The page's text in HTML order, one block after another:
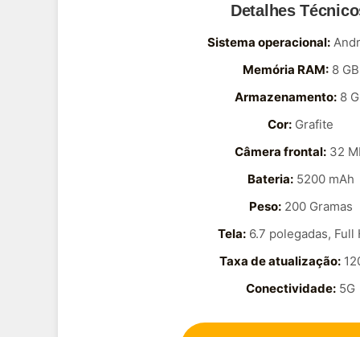
Detalhes
Sistema operacional:
Memória RAM:8 GB
Armazenamento:8
Cor: Grafite
Câmera frontal: 32
Bateria:5200 mAh
Peso:200 Gramas
Tela: 6.7 polegadas, Full
Taxa de atualização:
Conectividade: 5G